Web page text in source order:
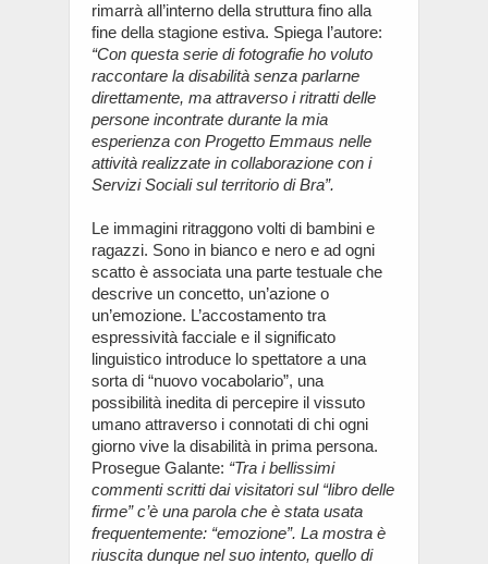
rimarrà all’interno della struttura fino alla
fine della stagione estiva. Spiega l’autore:
“Con questa serie di fotografie ho voluto
raccontare la disabilità senza parlarne
direttamente, ma attraverso i ritratti delle
persone incontrate durante la mia
esperienza con Progetto Emmaus nelle
attività realizzate in collaborazione con i
Servizi Sociali sul territorio di Bra”.
Le immagini ritraggono volti di bambini e
ragazzi. Sono in bianco e nero e ad ogni
scatto è associata una parte testuale che
descrive un concetto, un’azione o
un’emozione. L’accostamento tra
espressività facciale e il significato
linguistico introduce lo spettatore a una
sorta di “nuovo vocabolario”, una
possibilità inedita di percepire il vissuto
umano attraverso i connotati di chi ogni
giorno vive la disabilità in prima persona.
Prosegue Galante: “Tra i bellissimi
commenti scritti dai visitatori sul “libro delle
firme” c’è una parola che è stata usata
frequentemente: “emozione”. La mostra è
riuscita dunque nel suo intento, quello di